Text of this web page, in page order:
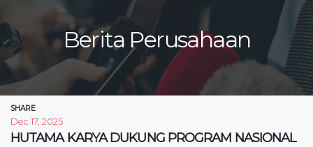
Berita Perusahaan
SHARE
Dec 17, 2025
HUTAMA KARYA DUKUNG PROGRAM NASIONAL